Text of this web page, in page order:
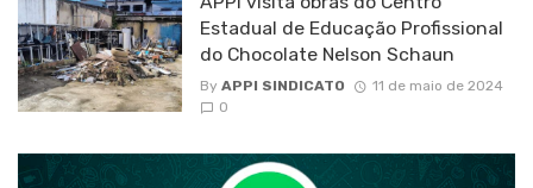
Estadual de Educação Profissional
do Chocolate Nelson Schaun
By APPI SINDICATO
11 de maio de 2024
0